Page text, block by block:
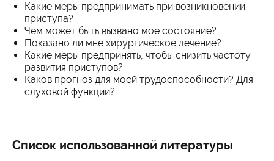
Какие меры предпринимать при возникновении
приступа?
Чем может быть вызвано мое состояние?
Показано ли мне хирургическое лечение?
Какие меры предпринять, чтобы снизить частоту
развития приступов?
Каков прогноз для моей трудоспособности? Для
слуховой функции?
Список использованной литературы